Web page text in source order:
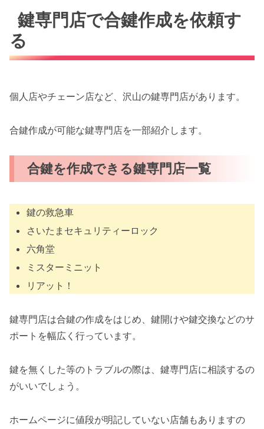
鍵専門店で合鍵作成を依頼す
る
個人店やチェーン店など、沢山の鍵専門店があります。
合鍵作成が可能な鍵専門店を一部紹介します。
合鍵を作成できる鍵専門店一覧
鍵の救急車
さいたまセキュリティーロック
六角堂
ミスターミニット
リアット！
鍵専門店は合鍵の作成をはじめ、鍵開けや鍵交換などのサ
ポートを幅広く行っています。
鍵を無くした等のトラブルの際は、鍵専門店に相談するの
がいいでしょう。
ホームページに値段が明記していない店舗もありますの